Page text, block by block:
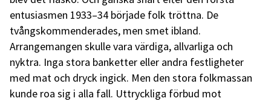
entusiasmen 1933–34 började folk tröttna. De
tvångskommenderades, men smet ibland.
Arrangemangen skulle vara värdiga, allvarliga och
nyktra. Inga stora banketter eller andra festligheter
med mat och dryck ingick. Men den stora folkmassan
kunde roa sig i alla fall. Uttryckliga förbud mot